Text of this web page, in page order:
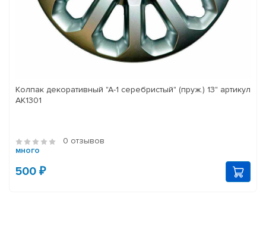
Колпак декоративный "А-1 серебристый" (пруж.) 13" артикул
АК1301
0 отзывов
много
500 ₽